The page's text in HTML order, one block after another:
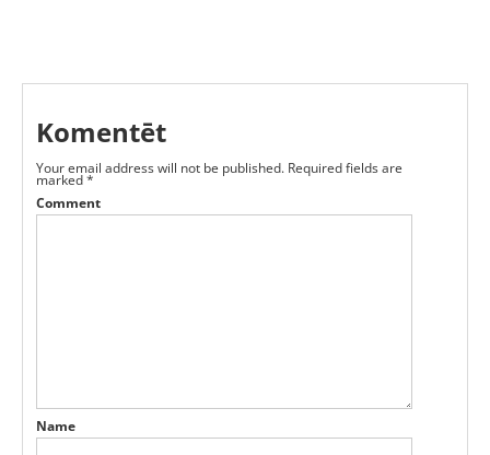
Komentēt
Your email address will not be published. Required fields are
marked*
Comment
Name